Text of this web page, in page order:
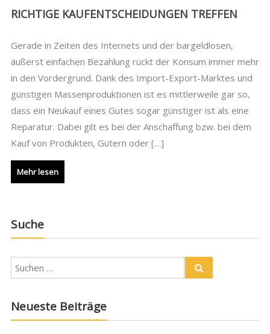
RICHTIGE KAUFENTSCHEIDUNGEN TREFFEN
Gerade in Zeiten des Internets und der bargeldlosen,
äußerst einfachen Bezahlung rückt der Konsum immer mehr
in den Vordergrund. Dank des Import-Export-Marktes und
günstigen Massenproduktionen ist es mittlerweile gar so,
dass ein Neukauf eines Gutes sogar günstiger ist als eine
Reparatur. Dabei gilt es bei der Anschaffung bzw. bei dem
Kauf von Produkten, Gütern oder […]
Mehr lesen
Suche
Neueste Beiträge